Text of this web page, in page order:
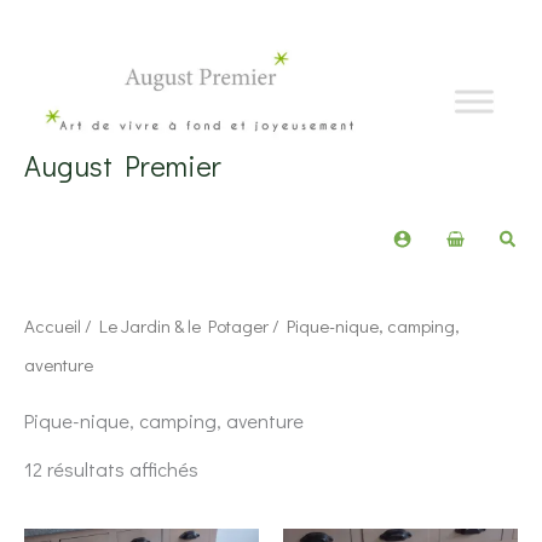
August Premier
Accueil / Le Jardin & le Potager / Pique-nique, camping,
aventure
Pique-nique, camping, aventure
12 résultats affichés
récent